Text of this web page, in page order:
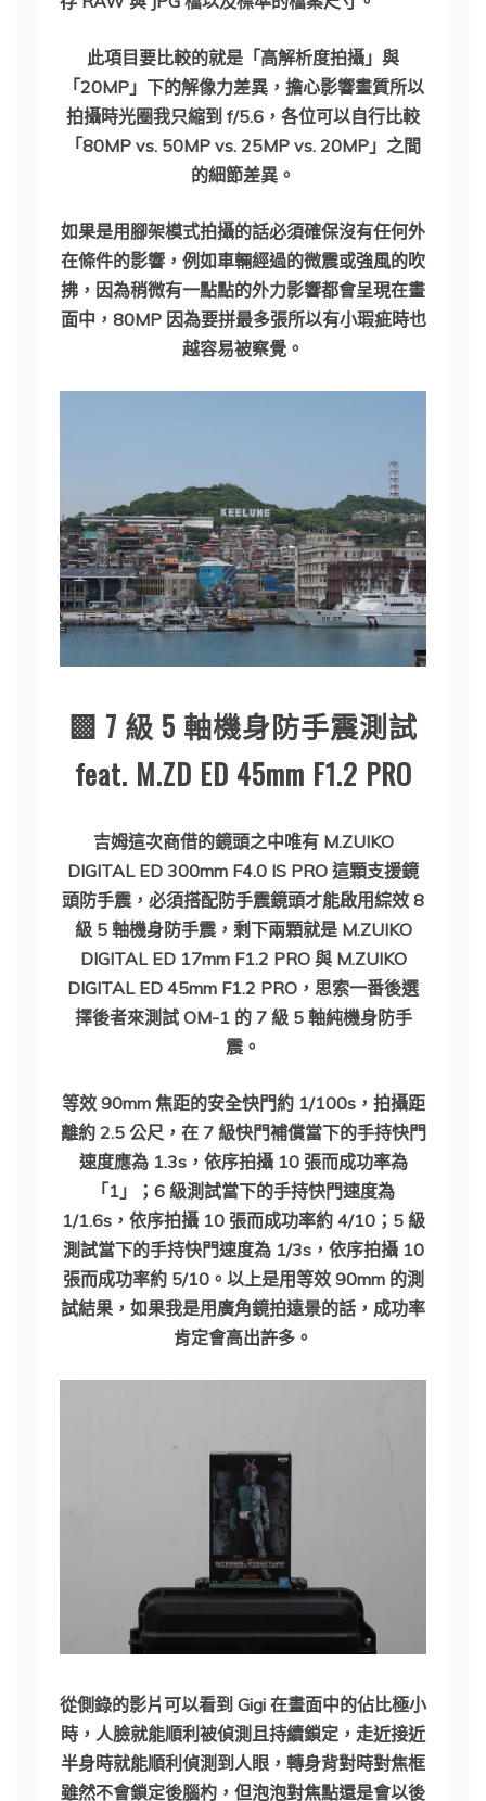
此項目要比較的就是「高解析度拍攝」與
「20MP」下的解像力差異，擔心影響畫質所以
拍攝時光圈我只縮到 f/5.6，各位可以自行比較
「80MP vs. 50MP vs. 25MP vs. 20MP」之間
的細節差異。
如果是用腳架模式拍攝的話必須確保沒有任何外
在條件的影響，例如車輛經過的微震或強風的吹
拂，因為稍微有一點點的外力影響都會呈現在畫
面中，80MP 因為要拼最多張所以有小瑕疵時也
越容易被察覺。
▩ 7 級 5 軸機身防手震測試
feat. M.ZD ED 45mm F1.2 PRO
吉姆這次商借的鏡頭之中唯有 M.ZUIKO
DIGITAL ED 300mm F4.0 IS PRO 這顆支援鏡
頭防手震，必須搭配防手震鏡頭才能啟用綜效 8
級 5 軸機身防手震，剩下兩顆就是 M.ZUIKO
DIGITAL ED 17mm F1.2 PRO 與 M.ZUIKO
DIGITAL ED 45mm F1.2 PRO，思索一番後選
擇後者來測試 OM-1 的 7 級 5 軸純機身防手
震。
等效 90mm 焦距的安全快門約 1/100s，拍攝距
離約 2.5 公尺，在 7 級快門補償當下的手持快門
速度應為 1.3s，依序拍攝 10 張而成功率為
「1」；6 級測試當下的手持快門速度為
1/1.6s，依序拍攝 10 張而成功率約 4/10；5 級
測試當下的手持快門速度為 1/3s，依序拍攝 10
張而成功率約 5/10。以上是用等效 90mm 的測
試結果，如果我是用廣角鏡拍遠景的話，成功率
肯定會高出許多。
從側錄的影片可以看到 Gigi 在畫面中的佔比極小
時，人臉就能順利被偵測且持續鎖定，走近接近
半身時就能順利偵測到人眼，轉身背對時對焦框
雖然不會鎖定後腦杓，但泡泡對焦點還是會以後